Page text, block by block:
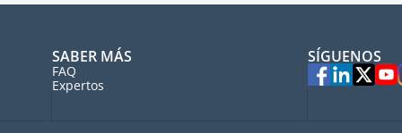
SABER MÁS
FAQ
Expertos
SÍGUENOS